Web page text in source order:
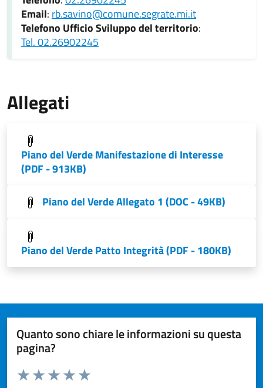
Email: rb.savino@comune.segrate.mi.it
Telefono Ufficio Sviluppo del territorio:
Tel. 02.26902245
Allegati
Piano del Verde Manifestazione di Interesse
(PDF - 913KB)
Piano del Verde Allegato 1 (DOC - 49KB)
Piano del Verde Patto Integrità (PDF - 180KB)
Quanto sono chiare le informazioni su questa
pagina?
Valuta da 1 a 5 stelle la pagina